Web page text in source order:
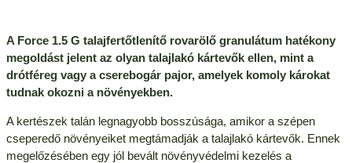
A Force 1.5 G talajfertőtlenítő rovarölő granulátum hatékony
megoldást jelent az olyan talajlakó kártevők ellen, mint a
drótféreg vagy a cserebogár pajor, amelyek komoly károkat
tudnak okozni a növényekben.
A kertészek talán legnagyobb bosszúsága, amikor a szépen
cseperedő növényeiket megtámadják a talajlakó kártevők. Ennek
megelőzésében egy jól bevált növényvédelmi kezelés a